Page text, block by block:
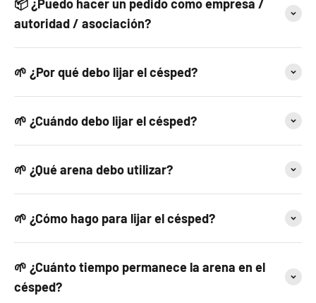
📦 ¿Puedo hacer un pedido como empresa /
autoridad / asociación?
🌱 ¿Por qué debo lijar el césped?
🌱 ¿Cuándo debo lijar el césped?
🌱 ¿Qué arena debo utilizar?
🌱 ¿Cómo hago para lijar el césped?
🌱 ¿Cuánto tiempo permanece la arena en el
césped?